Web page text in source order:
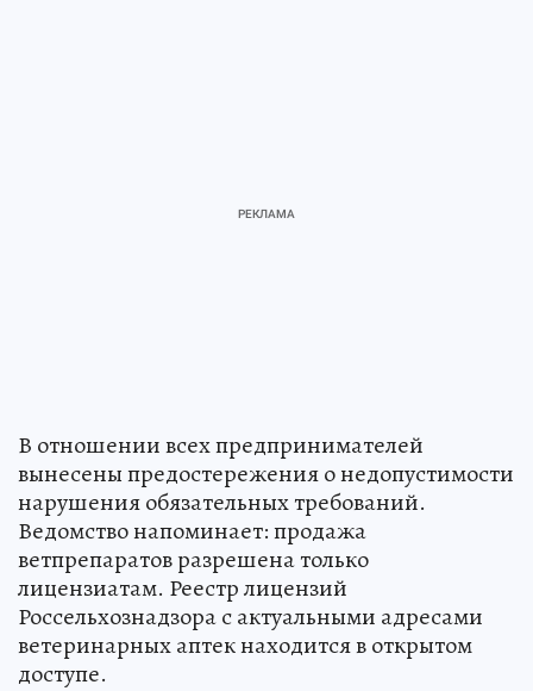
В отношении всех предпринимателей
вынесены предостережения о недопустимости
нарушения обязательных требований.
Ведомство напоминает: продажа
ветпрепаратов разрешена только
лицензиатам. Реестр лицензий
Россельхознадзора с актуальными адресами
ветеринарных аптек находится в открытом
доступе.